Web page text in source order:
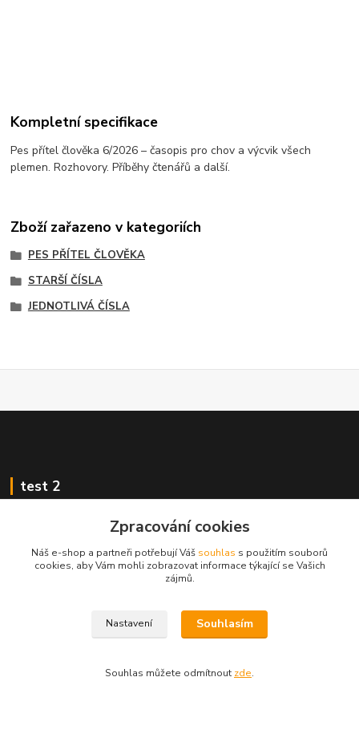
Kompletní specifikace
Pes přítel člověka 6/2026 – časopis pro chov a výcvik všech
plemen. Rozhovory. Příběhy čtenářů a další.
Zboží zařazeno v kategoriích
PES PŘÍTEL ČLOVĚKA
STARŠÍ ČÍSLA
JEDNOTLIVÁ ČÍSLA
test 2
+420 222 718 046, volba 3
Zpracování cookies
Náš e-shop a partneři potřebují Váš souhlas s použitím souborů
cookies, aby Vám mohli zobrazovat informace týkající se Vašich
zájmů.
Nastavení Souhlasím
Souhlas můžete odmítnout zde.